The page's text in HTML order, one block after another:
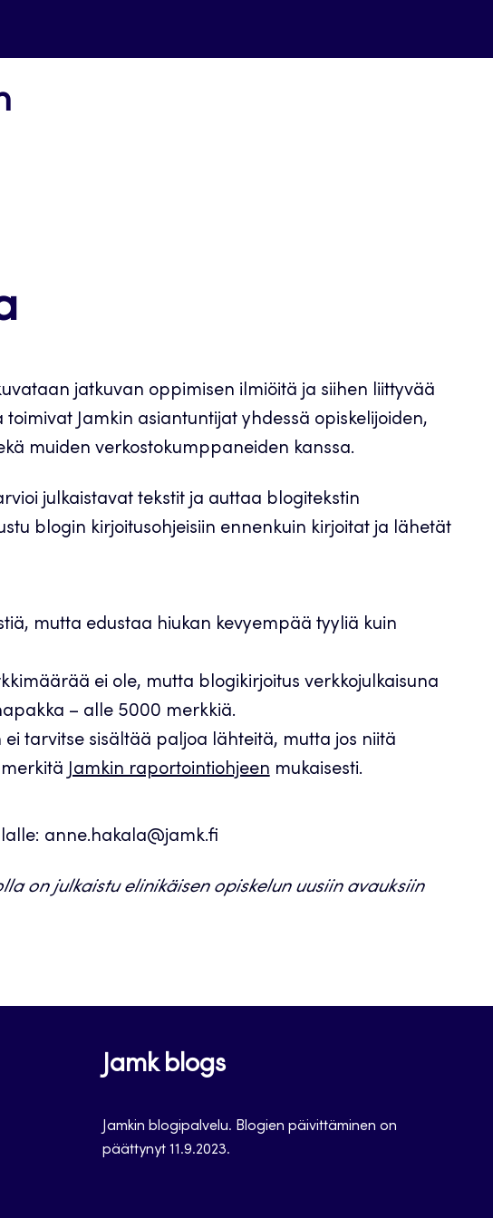
jatkuvan oppimisen ilmiöitä ja siihen liittyvää
toimivat Jamkin asiantuntijat yhdessä opiskelijoiden,
muiden verkostokumppaneiden kanssa.
julkaistavat tekstit ja auttaa blogitekstin
blogin kirjoitusohjeisiin ennenkuin kirjoitat ja lähetät
mutta edustaa hiukan kevyempää tyyliä kuin
ei ole, mutta blogikirjoitus verkkojulkaisuna
– alle 5000 merkkiä.
ei tarvitse sisältää paljoa lähteitä, mutta jos niitä
Jamkin raportointiohjeenmukaisesti.
anne.hakala@jamk.fi
on julkaistu elinikäisen opiskelun uusiin avauksiin
Jamk blogs
Jamkin blogipalvelu. Blogien päivittäminen on
päättynyt 11.9.2023.